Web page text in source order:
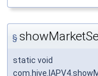
§
static void